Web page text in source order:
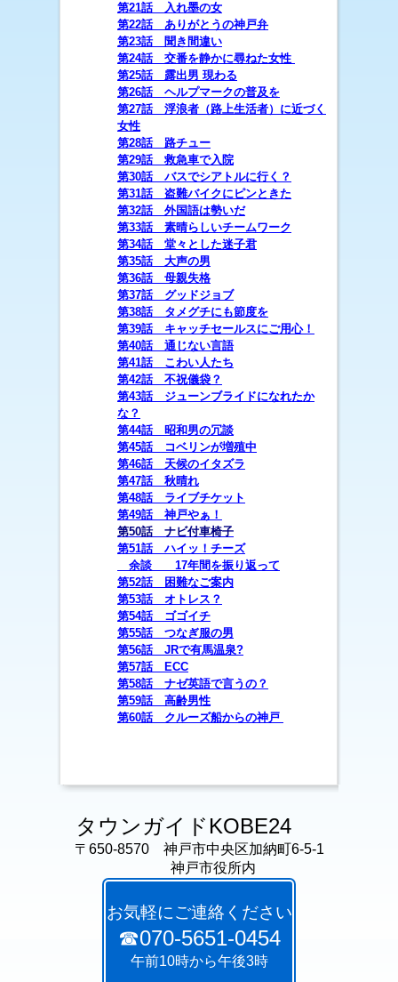
第21話 入れ墨の女
第22話 ありがとうの神戸弁
第23話 聞き間違い
第24話 交番を静かに尋ねた女性
第25話 露出男 現わる
第26話 ヘルプマークの普及を
第27話 浮浪者（路上生活者）に近づく
女性
第28話 路チュー
第29話 救急車で入院
第30話 バスでシアトルに行く？
第31話 盗難バイクにピンときた
第32話 外国語は勢いだ
第33話 素晴らしいチームワーク
第34話 堂々とした迷子君
第35話 大声の男
第36話 母親失格
第37話 グッドジョブ
第38話 タメグチにも節度を
第39話 キャッチセールスにご用心！
第40話 通じない言語
第41話 こわい人たち
第42話 不祝儀袋？
第43話 ジューンブライドになれたか
な？
第44話 昭和男の冗談
第45話
コベリンが増殖中
第46話 天候のイタズラ
第47話 秋晴れ
第48話 ライブチケット
第49話 神戸やぁ！
第50話 ナビ付車椅子
第51話 ハイッ！チーズ
余談 17年間を振り返って
第52話
困難なご案内
第53話 オトレス？
第54話 ゴゴイチ
第55話 つなぎ服の男
第56話 JRで有馬温泉?
第57話
ECC
第58話 ナゼ英語で言うの？
第59話 高齢男性
第60話 クルーズ船からの神戸
タウンガイドKOBE24
〒650-8570 神戸市中央区加納町6-5-1
神戸市役所内
お気軽にご連絡ください
☎070-5651-0454
午前10時から午後3時